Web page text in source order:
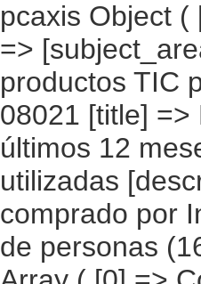
pcaxis Object ( [axis_version] => [creation_date] => 20090915 [note] => [subject_area] => Resultados por CC.AA. Utilización de productos TIC por las personas [subject_code] => 08 [matrix] => 08021 [title] => Personas que han comprado por Internet en los últimos 12 meses por Comunidades Autónomas y formas de pago utilizadas [description] => [contents] => Personas que han comprado por Internet en los últimos 12 meses [units] => Número de personas (16 a 74 años) y porcentajes horizontales [stub] => Array ( [0] => Comunidades Autónomas ) [heading] => Array ( [0] => formas de pago utilizadas ) [prestext] => [values] => Array ( [: www.ine.es ; tel: +34 91 " "5839100 fax +34 91 5839158 "; VALUES("Comunidades Autónomas] => Array ( [0] => Total nacional [1] => Andalucía [2] => Aragón [3] => Asturias (Principado de) [4] => Balears (Illes) [5] => Canarias [6] => Cantabria [7] => Castilla y León [8] => Castilla-La Mancha [9] => Cataluña [10] => Comunitat Valenciana [11] => Extremadura [12] => Galicia [13] => Madrid (Comunidad de) [14] => Murcia (Región de) [15] => Navarra (Comunidad Foral de) [16] => País Vasco [17] => Rioja (La) [18] => Ceuta [19]